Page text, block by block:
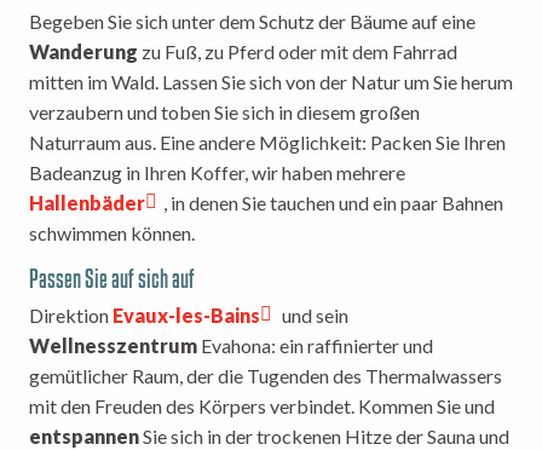
Begeben Sie sich unter dem Schutz der Bäume auf eine
Wanderung zu Fuß, zu Pferd oder mit dem Fahrrad
mitten im Wald. Lassen Sie sich von der Natur um Sie herum
verzaubern und toben Sie sich in diesem großen
Naturraum aus. Eine andere Möglichkeit: Packen Sie Ihren
Badeanzug in Ihren Koffer, wir haben mehrere
Hallenbäder
, in denen Sie tauchen und ein paar Bahnen
schwimmen können.
Passen Sie auf sich auf
Direktion Evaux-les-Bains
und sein
Wellnesszentrum Evahona: ein raffinierter und
gemütlicher Raum, der die Tugenden des Thermalwassers
mit den Freuden des Körpers verbindet. Kommen Sie und
entspannenSie sich in der trockenen Hitze der Sauna und